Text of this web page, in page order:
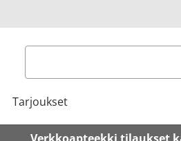
Haku
Tarjoukset